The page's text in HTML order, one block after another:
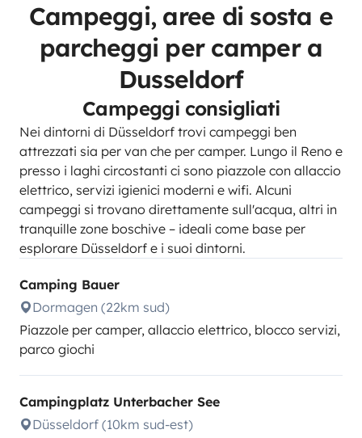
Campeggi, aree di sosta e
parcheggi per camper a
Dusseldorf
Campeggi consigliati
Nei dintorni di Düsseldorf trovi campeggi ben
attrezzati sia per van che per camper. Lungo il Reno e
presso i laghi circostanti ci sono piazzole con allaccio
elettrico, servizi igienici moderni e wifi. Alcuni
campeggi si trovano direttamente sull'acqua, altri in
tranquille zone boschive – ideali come base per
esplorare Düsseldorf e i suoi dintorni.
Camping Bauer
Dormagen (22km sud)
Piazzole per camper, allaccio elettrico, blocco servizi,
parco giochi
Campingplatz Unterbacher See
Düsseldorf (10km sud-est)